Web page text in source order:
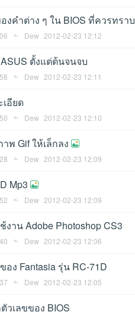
คำต่าง ๆ ใน BIOS ที่ควรทราบ
Dew 2012-02-23 12:12
ตั้งแต่ต้นจนจบ
Dew 2012-02-23 12:11
อียด
Dew 2012-02-23 12:10
พ Gif ให้เล็กลง
Dew 2012-02-23 12:09
Mp3
Dew 2012-02-23 12:09
าน Adobe Photoshop CS3
Dew 2012-02-23 12:06
ง Fantasia รุ่น RC-71D
Dew 2012-02-23 12:05
วเลขของ BIOS